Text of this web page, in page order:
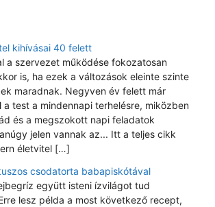
kihívásai 40 felett
a szervezet működése fokozatosan
is, ha ezek a változások eleinte szinte
maradnak. Negyven év felett már
a test a mindennapi terhelésre, miközben
és a megszokott napi feladatok
jelen vannak az... Itt a teljes cikk
életvitel […]
csodatorta babapiskótával
együtt isteni ízvilágot tud
lesz példa a most következő recept,